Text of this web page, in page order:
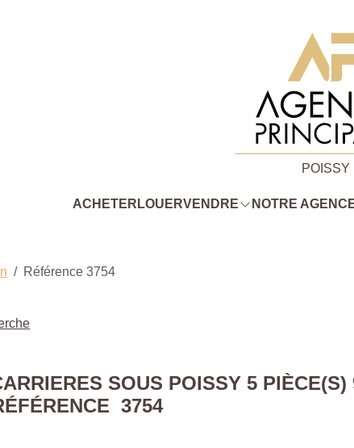
POISSY
ACHETER LOUERVENDRE NOTRE
Référence 3754
SOUS POISSY 5 PIÈCE(S)
3754